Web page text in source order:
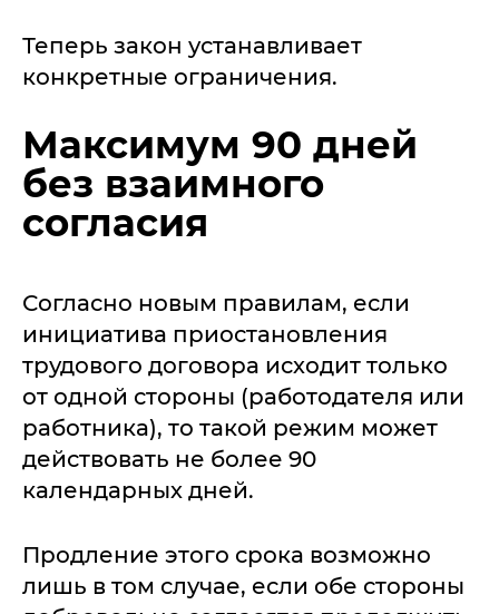
Теперь закон устанавливает
конкретные ограничения.
Максимум 90 дней
без взаимного
согласия
Согласно новым правилам, если
инициатива приостановления
трудового договора исходит только
от одной стороны (работодателя или
работника), то такой режим может
действовать не более 90
календарных дней.
Продление этого срока возможно
лишь в том случае, если обе стороны